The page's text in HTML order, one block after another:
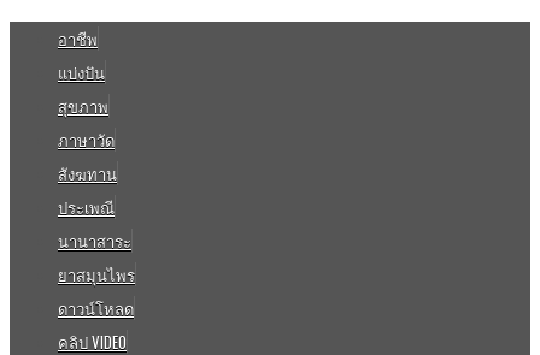
อาชีพ
แบ่งปัน
สุขภาพ
ภาษาวัด
สังฆทาน
ประเพณี
นานาสาระ
ยาสมุนไพร
ดาวน์โหลด
คลิป VIDEO